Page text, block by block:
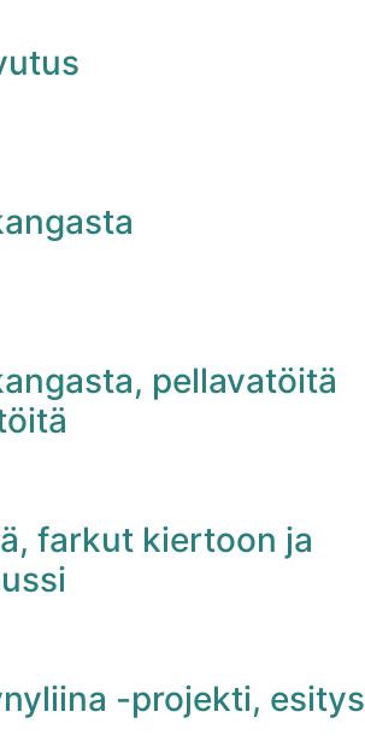
pellavatöitä
farkut kiertoon ja
-projekti, esitys